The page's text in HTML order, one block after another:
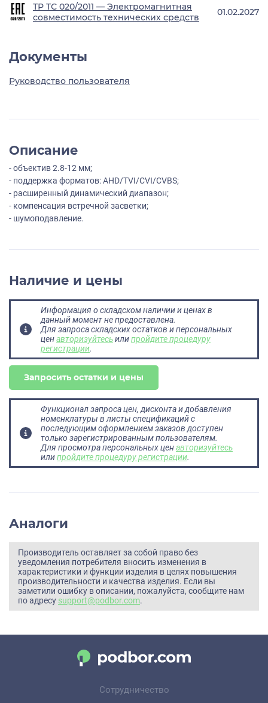
ТР ТС 020/2011 — Электромагнитная
совместимость технических средств
01.02.2027
Документы
Руководство пользователя
Описание
- объектив 2.8-12 мм;
- поддержка форматов: AHD/TVI/CVI/CVBS;
- расширенный динамический диапазон;
- компенсация встречной засветки;
- шумоподавление.
Наличие и цены
Информация о складском наличии и ценах в
данный момент не предоставлена.
Для запроса складских остатков и персональных
ценавторизуйтесьилипройдите процедуру
регистрации.
Запросить остатки и цены
Функционал запроса цен, дисконта и добавления
номенклатуры в листы спецификаций с
последующим оформлением заказов доступен
только зарегистрированным пользователям.
Для просмотра персональных ценавторизуйтесь
илипройдите процедуру регистрации.
Аналоги
Производитель оставляет за собой право без
уведомления потребителя вносить изменения в
характеристики и функции изделия в целях повышения
производительности и качества изделия. Если вы
заметили ошибку в описании, пожалуйста, сообщите нам
по адресу support@podbor.com.
Сотрудничество